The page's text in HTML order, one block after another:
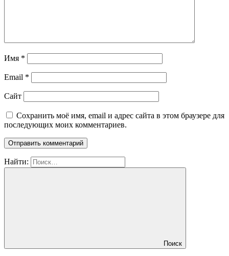
Имя *
Email *
Сайт
Сохранить моё имя, email и адрес сайта в этом браузере для
последующих моих комментариев.
Найти:
Поиск